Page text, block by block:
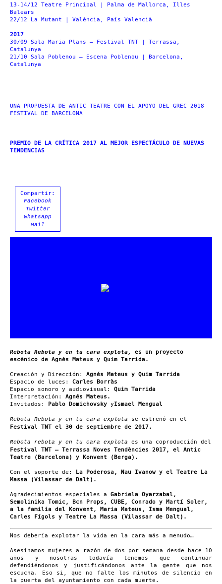
13-14/12 Teatre Principal | Palma de Mallorca, Illes
Balears
22/12 La Mutant | València, País Valencià
2017
30/09 Sala Maria Plans – Festival TNT | Terrassa,
Catalunya
21/10 Sala Poblenou – Escena Poblenou | Barcelona,
Catalunya
UNA PROPUESTA DE ANTIC TEATRE CON EL APOYO DEL GREC 2018
FESTIVAL DE BARCELONA
PREMIO DE LA CRÍTICA 2017 AL MEJOR ESPECTÁCULO DE NUEVAS
TENDENCIAS
Compartir:
Facebook
Twitter
Whatsapp
Mail
Rebota Rebota y en tu cara explota,
es un proyecto
escénico de Agnés Mateus y Quim Tarrida.
Creación y Dirección: Agnés Mateus y Quim Tarrida
Espacio de luces:
Carles Borràs
Espacio sonoro y audiovisual: Quim Tarrida
Interpretación: Agnés Mateus.
Invitados: Pablo Domichovsky yIsmael Mengual
Rebota Rebota y en tu cara explota
se estrenó en el
Festival TNT el 30 de septiembre de 2017.
Rebota rebota y en tu cara explota
es una coproducción del
Festival TNT – Terrassa Noves Tendències 2017, el Antic
Teatre (Barcelona) y Konvent (Berga).
Con el soporte de: La Poderosa, Nau Ivanow y el Teatre La
Massa (Vilassar de Dalt).
Agradecimientos especiales a Gabriela Oyarzabal,
Semolinika Tomic, Bcn Props, CUBE, Conrado y Martí Soler,
a la familia del Konvent, Maria Mateus, Isma Mengual,
Carles Fígols y Teatre La Massa (Vilassar de Dalt).
Nos debería explotar la vida en la cara más a menudo…
Asesinamos mujeres a razón de dos por semana desde hace 10
años y nosotras todavía tenemos que continuar
defendiéndonos y justificándonos ante la gente que nos
escucha. Eso si, que no falte los minutos de silencio en
la puerta del ayuntamiento con cada muerte.